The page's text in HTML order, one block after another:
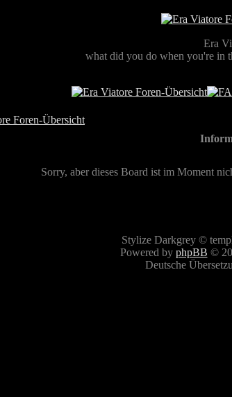
Era
what did you do when you're in
Foren-Übersicht
Sorry, aber dieses Board ist im Moment
Stylize Darkgrey ©
Powered by phpBB ©
Deutsche